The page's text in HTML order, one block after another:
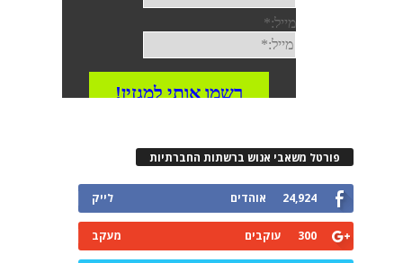
פורטל משאבי אנוש ברשתות החברתיות
24,924 אוהדים לייק
300 עוקבים מעקב